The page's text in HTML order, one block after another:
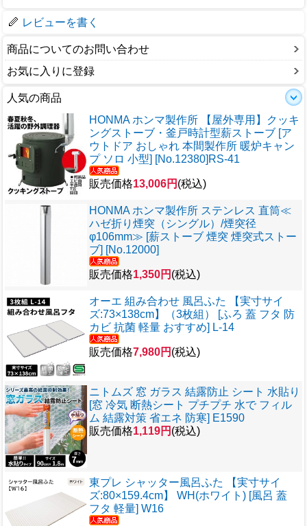
レビューを書く
商品についてのお問い合わせ
お気に入りに登録
人気の商品
HONMA ホンマ製作所 【屋外専用】クッキ
ングストーブ・釜戸時計型薪ストーブ [ア
ウトドア おしゃれ 本間製作所 暖炉キャン
プ ソロ 小型] [No.12380]RS-41
販売価格13,006円 (税込)
HONMA ホンマ製作所 ステンレス 直筒≪
ハゼ折り煙突（シングル）/煙突径
φ106mm≫ [薪ストーブ 煙突 煙突式ストー
ブ] [No.12000]
販売価格1,350円 (税込)
オーエ 組み合わせ 風呂ふた 【実寸サイ
ズ:73×138cm】（3枚組） [ふろ 蓋 フタ 防
カビ 抗菌 軽量 おすすめ] L-14
販売価格7,980円 (税込)
ニトムズ 窓 ガラス 結露防止 シート 水貼り
[窓 冷気 断熱シート プチプチ 水で フィル
ム 結露対策 省エネ 防寒] E1590
販売価格1,119円 (税込)
東プレ シャッター風呂ふた 【実寸サイ
ズ:80×159.4cm】 WH(ホワイト) [風呂 蓋
フタ 軽量] W16